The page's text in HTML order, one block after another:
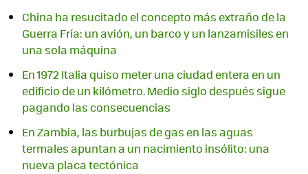
China ha resucitado el concepto más extraño de la
Guerra Fría: un avión, un barco y un lanzamisiles en
una sola máquina
En 1972 Italia quiso meter una ciudad entera en un
edificio de un kilómetro. Medio siglo después sigue
pagando las consecuencias
En Zambia, las burbujas de gas en las aguas
termales apuntan a un nacimiento insólito: una
nueva placa tectónica